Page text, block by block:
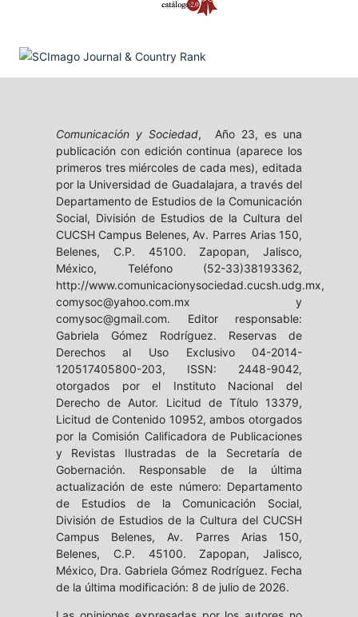
Comunicación y Sociedad, Año 23, es una
publicación con edición continua (aparece los
primeros tres miércoles de cada mes), editada
por la Universidad de Guadalajara, a través del
Departamento de Estudios de la Comunicación
Social, División de Estudios de la Cultura del
CUCSH Campus Belenes, Av. Parres Arias 150,
Belenes, C.P. 45100. Zapopan, Jalisco,
México, Teléfono (52-33)38193362,
http://www.comunicacionysociedad.cucsh.udg.mx,
comysoc@yahoo.com.mx y
comysoc@gmail.com. Editor responsable:
Gabriela Gómez Rodríguez. Reservas de
Derechos al Uso Exclusivo 04-2014-
120517405800-203, ISSN: 2448-9042,
otorgados por el Instituto Nacional del
Derecho de Autor. Licitud de Título 13379,
Licitud de Contenido 10952, ambos otorgados
por la Comisión Calificadora de Publicaciones
y Revistas Ilustradas de la Secretaría de
Gobernación. Responsable de la última
actualización de este número: Departamento
de Estudios de la Comunicación Social,
División de Estudios de la Cultura del CUCSH
Campus Belenes, Av. Parres Arias 150,
Belenes, C.P. 45100. Zapopan, Jalisco,
México, Dra. Gabriela Gómez Rodríguez. Fecha
de la última modificación: 8 de julio de 2026.